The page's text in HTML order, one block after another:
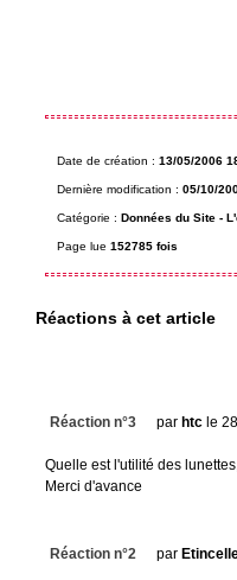
Date de création : 13/05/2006
Dernière modification : 05/10/
Catégorie : Données du Site -
Page lue 152785 fois
Réactions à cet article
Réaction n°3 par htcle
Quelle est l'utilité des
Merci d'avance
Réaction n°2 par